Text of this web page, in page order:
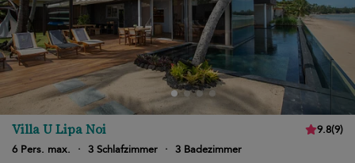
Villa U Lipa Noi 9.8(9)
6 Pers. max.
· 3 Schlafzimmer · 3 Badezimmer